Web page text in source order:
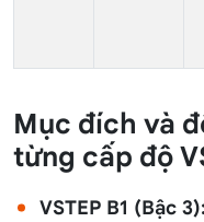
Mục đích và
từng cấp độ
VSTEP B1 (Bậc 3):